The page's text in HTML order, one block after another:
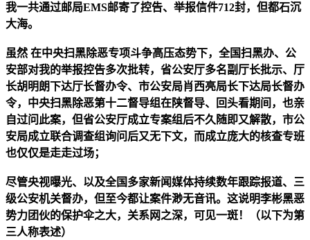
我一共通过邮局EMS邮寄了控告、举报信件712封，但都石沉
大海。
虽然 在中央扫黑除恶专项斗争高压态势下，全国扫黑办、公
安部对我的举报控告多次批转， 省公安厅多名副厅长批示、厅
长胡明朗下达厅长督办令、市公安局肖西亮局长下达局长督办
令，中央扫黑除恶第十二督导组在陕督导、回头看期间 ，也亲
自过问此案， 但省公安厅成立专案组 后不久 随即又解散，市公
安局成立联合调查组询问后又无下文， 而成立庞大的核查专班
也仅仅是走走过场；
尽管央视曝光、以及全国多家新闻媒体持续数年跟踪报道、三
级公安机关督办，但至今都让案件渺无音讯。这说明李彬黑恶
势力团伙的保护伞之大，关系网之深，可见一斑！（以下为第
三人称表述）